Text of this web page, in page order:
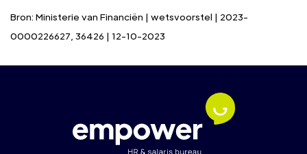
Bron: Ministerie van Financiën | wetsvoorstel | 2023-
0000226627, 36426 | 12-10-2023